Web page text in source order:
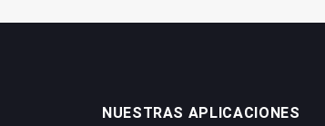
NUESTRAS APLICACIONES